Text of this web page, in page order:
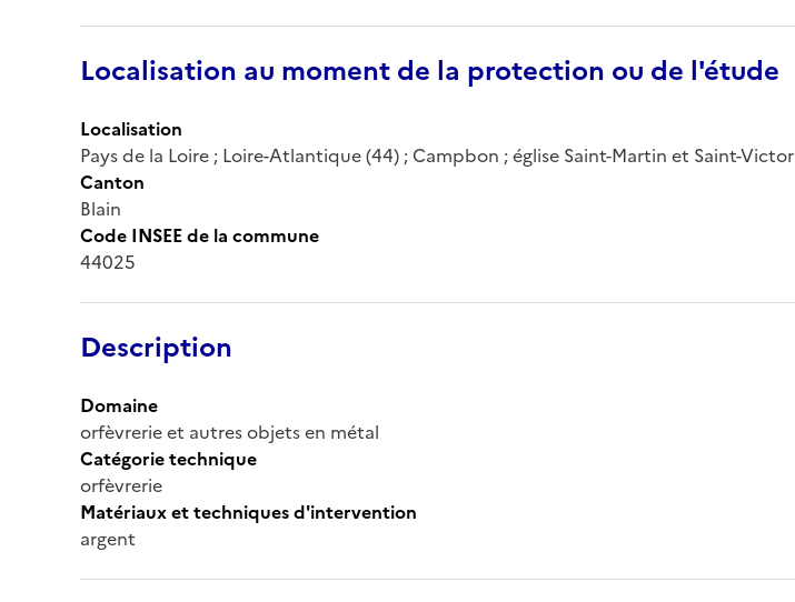
Localisation au moment de la protection ou de l'étude
Localisation
Pays de la Loire ; Loire-Atlantique (44) ; Campbon ; église Saint-Martin et Saint-Victor
Canton
Blain
Code INSEE de la commune
44025
Description
Domaine
orfèvrerie et autres objets en métal
Catégorie technique
orfèvrerie
Matériaux et techniques d'intervention
argent